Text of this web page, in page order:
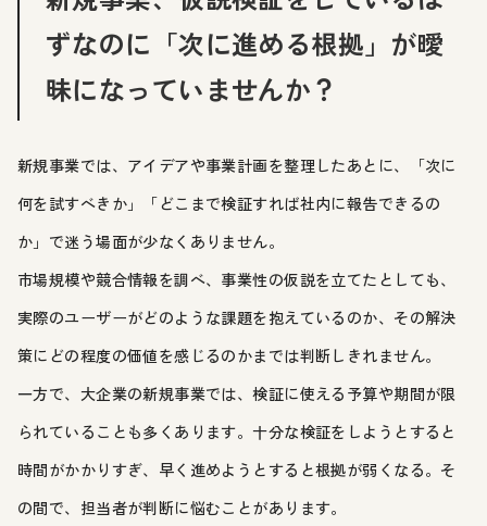
ずなのに「次に進める根拠」が曖
昧になっていませんか？
新規事業では、アイデアや事業計画を整理したあとに、「次に
何を試すべきか」「どこまで検証すれば社内に報告できるの
か」で迷う場面が少なくありません。
市場規模や競合情報を調べ、事業性の仮説を立てたとしても、
実際のユーザーがどのような課題を抱えているのか、その解決
策にどの程度の価値を感じるのかまでは判断しきれません。
一方で、大企業の新規事業では、検証に使える予算や期間が限
られていることも多くあります。十分な検証をしようとすると
時間がかかりすぎ、早く進めようとすると根拠が弱くなる。そ
の間で、担当者が判断に悩むことがあります。